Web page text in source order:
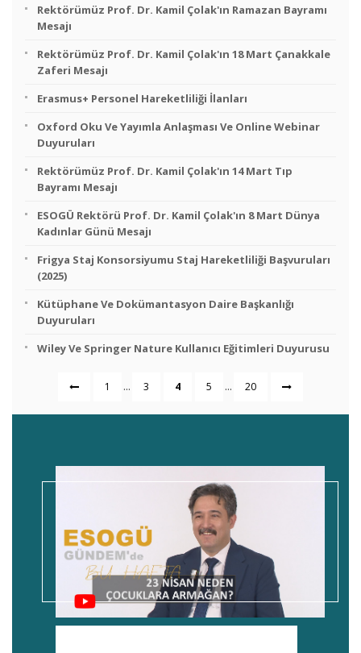
Rektörümüz Prof. Dr. Kamil Çolak'ın Ramazan Bayramı
Mesajı
Rektörümüz Prof. Dr. Kamil Çolak'ın 18 Mart Çanakkale
Zaferi Mesajı
Erasmus+ Personel Hareketliliği İlanları
Oxford Oku Ve Yayımla Anlaşması Ve Online Webinar
Duyuruları
Rektörümüz Prof. Dr. Kamil Çolak'ın 14 Mart Tıp
Bayramı Mesajı
ESOGÜ Rektörü Prof. Dr. Kamil Çolak'ın 8 Mart Dünya
Kadınlar Günü Mesajı
Frigya Staj Konsorsiyumu Staj Hareketliliği Başvuruları
(2025)
Kütüphane Ve Dokümantasyon Daire Başkanlığı
Duyuruları
Wiley Ve Springer Nature Kullanıcı Eğitimleri Duyurusu
1 ... 3 4 5 ... 20